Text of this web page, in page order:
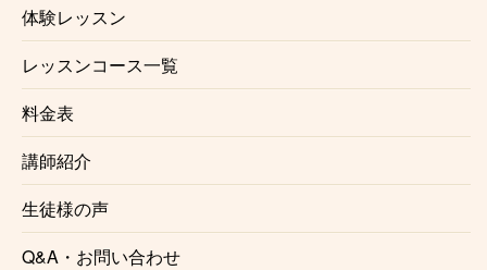
体験レッスン
レッスンコース一覧
料金表
講師紹介
生徒様の声
Q&A・お問い合わせ
主な出張エリア
東急田園都市線
東急東横線、東急目黒線
主な対応ジャンル
クラシック、吹奏楽
ポップス、音大受験対策
イングリッシュホルン
京王線(府中〜京王八王子)
クラシック、吹奏楽